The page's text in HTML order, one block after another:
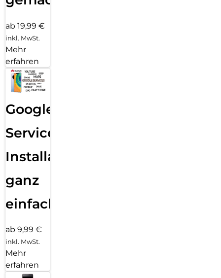
ab 19,99 €
inkl. MwSt.
Mehr
erfahren
Google
Services
Installation
ganz
einfach
ab 9,99 €
inkl. MwSt.
Mehr
erfahren